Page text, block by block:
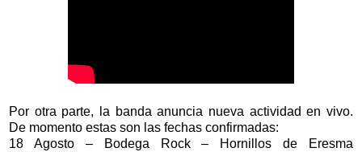
Por otra parte, la banda anuncia nueva actividad en vivo.
De momento estas son las fechas confirmadas:
18 Agosto – Bodega Rock – Hornillos de Eresma